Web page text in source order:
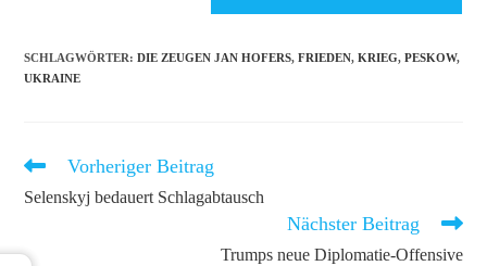
(optional)
SCHLAGWÖRTER:DIE ZEUGEN JAN HOFERS, FRIEDEN, KRIEG, PESKOW,
UKRAINE
Weitere
ansehen
Vorheriger Beitrag
Selenskyj bedauert Schlagabtausch
Nächster Beitrag
Trumps neue Diplomatie-Offensive